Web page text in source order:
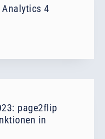
4
page2flip
in